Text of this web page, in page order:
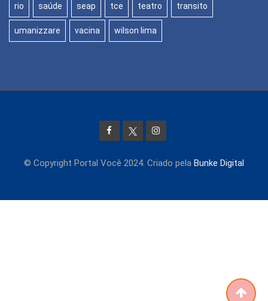
rio saúde seap tce teatro transito
umanizzare vacina wilson lima
© Copyright Portal Você 2024. Criado pela Bunke Digital